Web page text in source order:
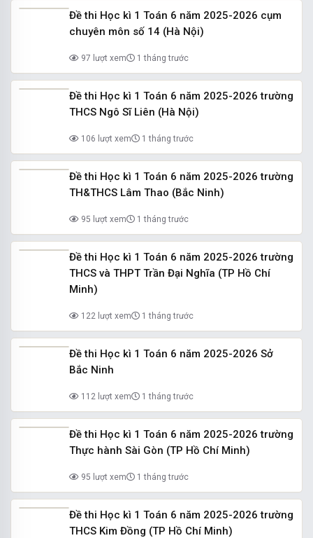
Đề thi Học kì 1 Toán 6 năm 2025-2026 cụm
chuyên môn số 14 (Hà Nội)
97 lượt xem 1 tháng trước
Đề thi Học kì 1 Toán 6 năm 2025-2026 trường
THCS Ngô Sĩ Liên (Hà Nội)
106 lượt xem 1 tháng trước
Đề thi Học kì 1 Toán 6 năm 2025-2026 trường
TH&THCS Lâm Thao (Bắc Ninh)
95 lượt xem 1 tháng trước
Đề thi Học kì 1 Toán 6 năm 2025-2026 trường
THCS và THPT Trần Đại Nghĩa (TP Hồ Chí
Minh)
122 lượt xem 1 tháng trước
Đề thi Học kì 1 Toán 6 năm 2025-2026 Sở
Bắc Ninh
112 lượt xem 1 tháng trước
Đề thi Học kì 1 Toán 6 năm 2025-2026 trường
Thực hành Sài Gòn (TP Hồ Chí Minh)
95 lượt xem 1 tháng trước
Đề thi Học kì 1 Toán 6 năm 2025-2026 trường
THCS Kim Đồng (TP Hồ Chí Minh)